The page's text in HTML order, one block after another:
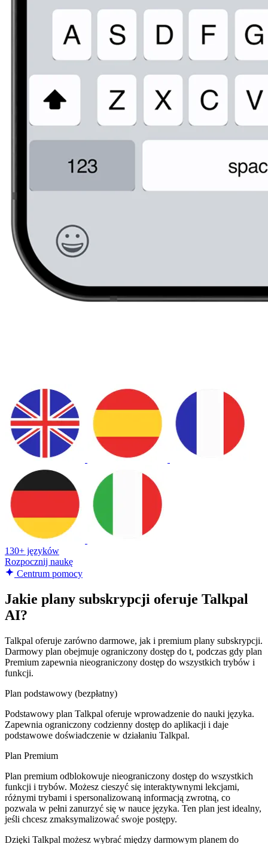
130+ języków
Rozpocznij naukę
Centrum pomocy
Jakie plany subskrypcji oferuje Talkpal
AI?
Talkpal oferuje zarówno darmowe, jak i premium plany subskrypcji.
Darmowy plan obejmuje ograniczony dostęp do t, podczas gdy plan
Premium zapewnia nieograniczony dostęp do wszystkich trybów i
funkcji.
Plan podstawowy (bezpłatny)
Podstawowy plan Talkpal oferuje wprowadzenie do nauki języka.
Zapewnia ograniczony codzienny dostęp do aplikacji i daje
podstawowe doświadczenie w działaniu Talkpal.
Plan Premium
Plan premium odblokowuje nieograniczony dostęp do wszystkich
funkcji i trybów. Możesz cieszyć się interaktywnymi lekcjami,
różnymi trybami i spersonalizowaną informacją zwrotną, co
pozwala w pełni zanurzyć się w nauce języka. Ten plan jest idealny,
jeśli chcesz zmaksymalizować swoje postępy.
Dzięki Talkpal możesz wybrać między darmowym planem do